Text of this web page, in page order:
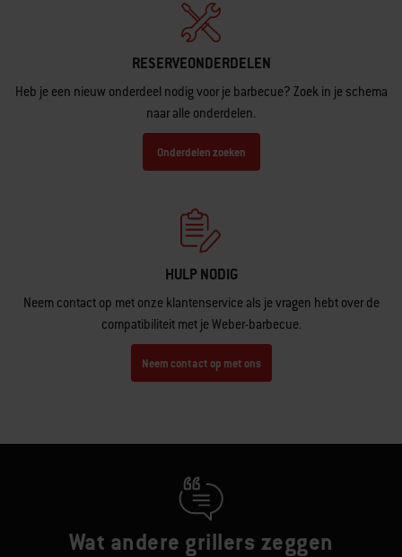
RESERVEONDERDELEN
Heb je een nieuw onderdeel nodig voor je barbecue? Zoek in je schema
naar alle onderdelen.
Onderdelen zoeken
HULP NODIG
Neem contact op met onze klantenservice als je vragen hebt over de
compatibiliteit met je Weber-barbecue.
Neem contact op met ons
Wat andere grillers zeggen